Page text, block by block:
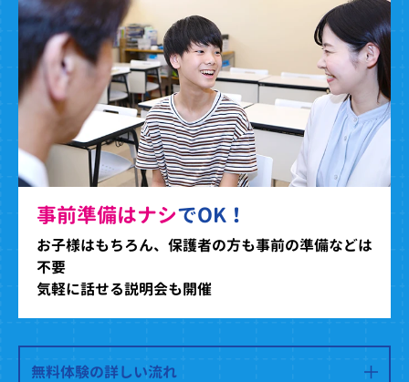
事前準備はナシでOK！
お子様はもちろん、保護者の方も事前の準備などは
不要
気軽に話せる説明会も開催
無料体験の詳しい流れ